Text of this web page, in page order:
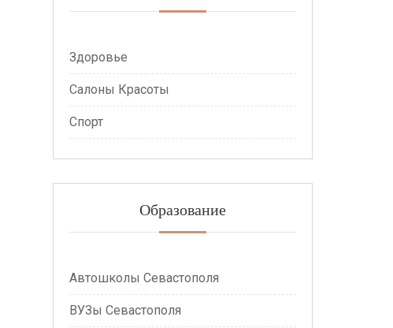
Здоровье
Салоны Красоты
Спорт
Образование
Автошколы Севастополя
ВУЗы Севастополя